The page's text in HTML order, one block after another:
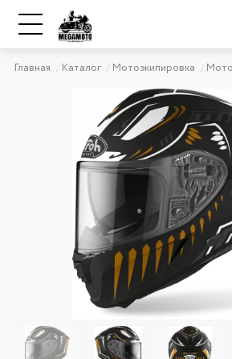
Главная Каталог Мотоэкипировка